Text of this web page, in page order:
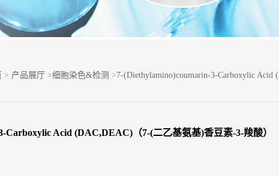
> 产品展厅 >细胞染色&检测 >7-(Diethylamino)coumarin-3-Carboxylic
Carboxylic Acid (DAC,DEAC)（7-(二乙基氨基)香豆素-3-羧酸）